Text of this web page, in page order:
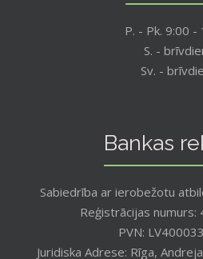
P. - Pk. 9:00 -
S. -
Sv. -
Bankas
Sabiedrība ar ierobežotu
Reģistrācijas
PVN:
Juridiska Adrese: Rīga,